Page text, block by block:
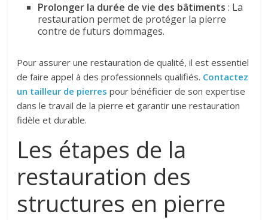
Prolonger la durée de vie des bâtiments : La
restauration permet de protéger la pierre
contre de futurs dommages.
Pour assurer une restauration de qualité, il est essentiel
de faire appel à des professionnels qualifiés. Contactez
un tailleur de pierres pour bénéficier de son expertise
dans le travail de la pierre et garantir une restauration
fidèle et durable.
Les étapes de la
restauration des
structures en pierre